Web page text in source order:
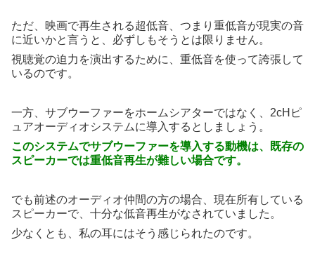
ただ、映画で再生される超低音、つまり重低音が現実の音
に近いかと言うと、必ずしもそうとは限りません。
視聴覚の迫力を演出するために、重低音を使って誇張して
いるのです。
一方、サブウーファーをホームシアターではなく、2cHピ
ュアオーディオシステムに導入するとしましょう。
このシステムでサブウーファーを導入する動機は、既存の
スピーカーでは重低音再生が難しい場合です。
でも前述のオーディオ仲間の方の場合、現在所有している
スピーカーで、十分な低音再生がなされていました。
少なくとも、私の耳にはそう感じられたのです。